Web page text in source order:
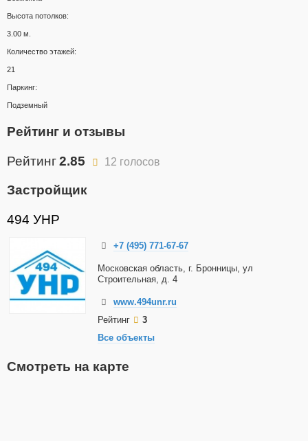
Высота потолков:
3.00 м.
Количество этажей:
21
Паркинг:
Подземный
Рейтинг и отзывы
Рейтинг2.85 12 голосов
Застройщик
494 УНР
+7 (495) 771-67-67
Московская область, г. Бронницы, ул
Строительная, д. 4
www.494unr.ru
Рейтинг
3
Все объекты
Смотреть на карте